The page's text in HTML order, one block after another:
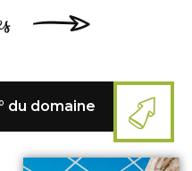
du domaine